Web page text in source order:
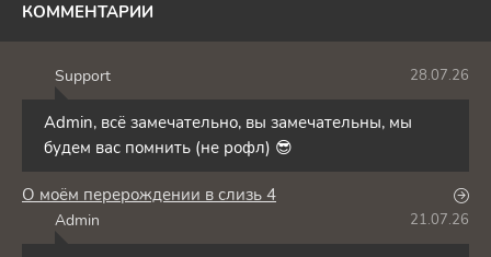
КОММЕНТАРИИ
Support 28.07.26
Admin, всё замечательно, вы замечательны, мы
будем вас помнить (не рофл) 😎
О моём перерождении в слизь 4
Admin 21.07.26